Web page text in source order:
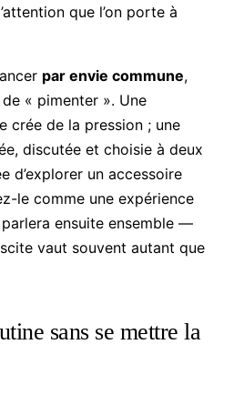
que l’on porte à
par envie commune,
« pimenter ». Une
crée de la pression ; une
discutée et choisie à deux
d’explorer un accessoire
le comme une expérience
ensuite ensemble —
vaut souvent autant que
sans se mettre la